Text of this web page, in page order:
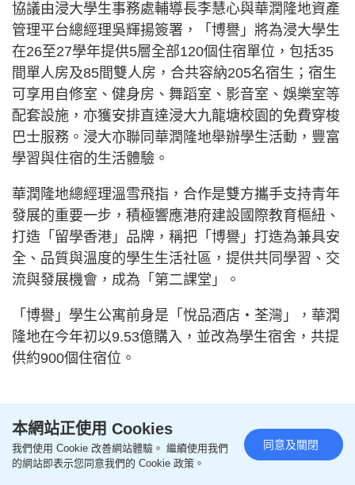
協議由浸大學生事務處輔導長李慧心與華潤隆地資產
管理平台總經理吳輝揚簽署，「博譽」將為浸大學生
在26至27學年提供5層全部120個住宿單位，包括35
間單人房及85間雙人房，合共容納205名宿生；宿生
可享用自修室、健身房、舞蹈室、影音室、娛樂室等
配套設施，亦獲安排直達浸大九龍塘校園的免費穿梭
巴士服務。浸大亦聯同華潤隆地舉辦學生活動，豐富
學習與住宿的生活體驗。
華潤隆地總經理溫雪飛指，合作是雙方攜手支持青年
發展的重要一步，積極響應港府建設國際教育樞紐、
打造「留學香港」品牌，稱把「博譽」打造為兼具安
全、品質與溫度的學生生活社區，提供共同學習、交
流與發展機會，成為「第二課堂」。
「博譽」學生公寓前身是「悅品酒店‧荃灣」，華潤
隆地在今年初以9.53億購入，並改為學生宿舍，共提
供約900個住宿位。
延伸閱讀： 每日雜誌｜學生宿舍打挖角大戰 酒店業
人才「吃香」 學者料未來數年需求增 籲增高階管理
培訓課程
本網站正使用 Cookies
我們使用 Cookie 改善網站體驗。 繼續使用我們
的網站即表示您同意我們的 Cookie 政策。
同意及關閉